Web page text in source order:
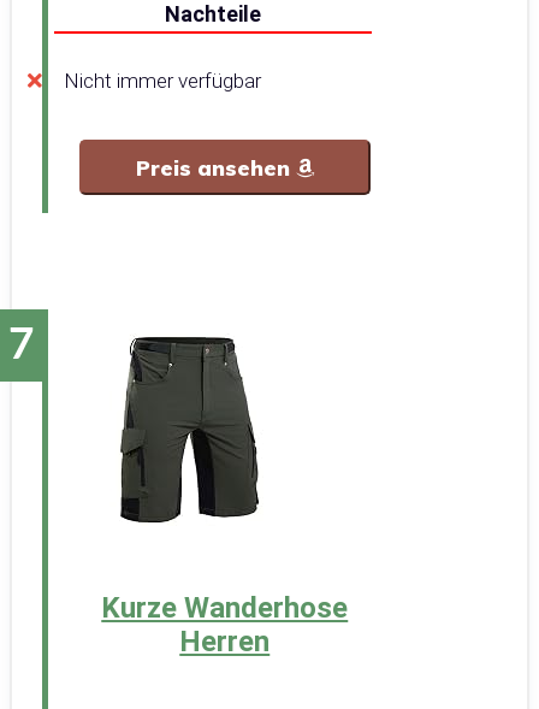
Nachteile
Nicht immer verfügbar
Preis ansehen
Kurze Wanderhose
Herren